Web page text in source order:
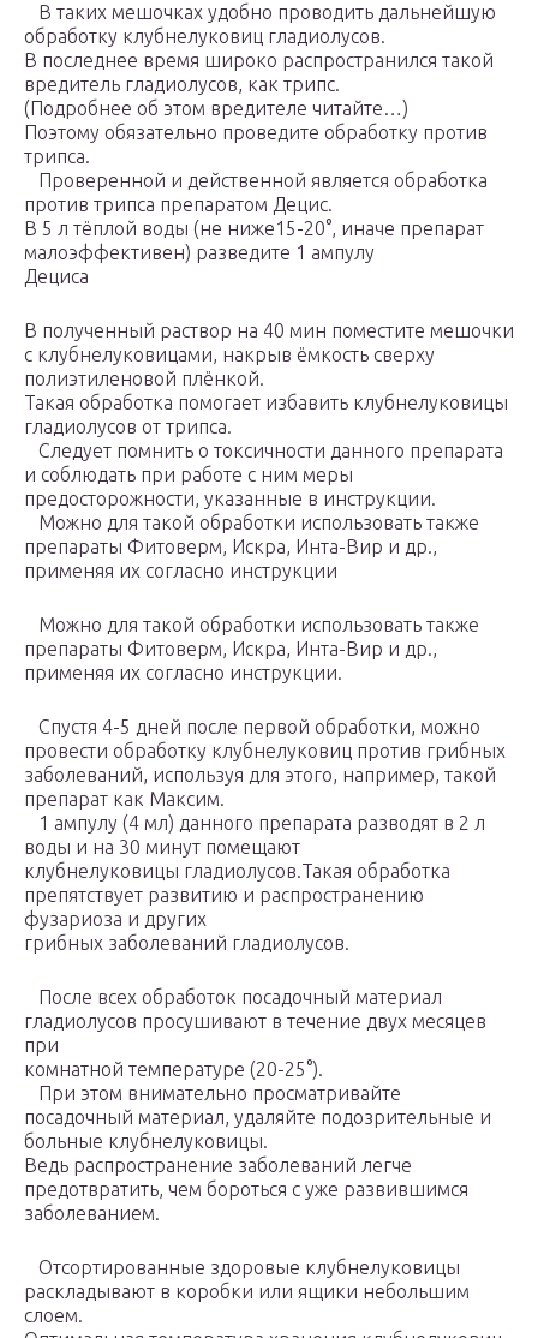
В таких мешочках удобно проводить дальнейшую
обработку клубнелуковиц гладиолусов.
В последнее время широко распространился такой
вредитель гладиолусов, как трипс.
(Подробнее об этом вредителе читайте…)
Поэтому обязательно проведите обработку против
трипса.
Проверенной и действенной является обработка
против трипса препаратом Децис.
В 5 л тёплой воды (не ниже15-20°, иначе препарат
малоэффективен) разведите 1 ампулу
Дециса
В полученный раствор на 40 мин поместите мешочки
с клубнелуковицами, накрыв ёмкость сверху
полиэтиленовой плёнкой.
Такая обработка помогает избавить клубнелуковицы
гладиолусов от трипса.
Следует помнить о токсичности данного препарата
и соблюдать при работе с ним меры
предосторожности, указанные в инструкции.
Можно для такой обработки использовать также
препараты Фитоверм, Искра, Инта-Вир и др.,
применяя их согласно инструкции
Можно для такой обработки использовать также
препараты Фитоверм, Искра, Инта-Вир и др.,
применяя их согласно инструкции.
Спустя 4-5 дней после первой обработки, можно
провести обработку клубнелуковиц против грибных
заболеваний, используя для этого, например, такой
препарат как Максим.
1 ампулу (4 мл) данного препарата разводят в 2 л
воды и на 30 минут помещают
клубнелуковицы гладиолусов.Такая обработка
препятствует развитию и распространению
фузариоза и других
грибных заболеваний гладиолусов.
После всех обработок посадочный материал
гладиолусов просушивают в течение двух месяцев
при
комнатной температуре (20-25°).
При этом внимательно просматривайте
посадочный материал, удаляйте подозрительные и
больные клубнелуковицы.
Ведь распространение заболеваний легче
предотвратить, чем бороться с уже развившимся
заболеванием.
Отсортированные здоровые клубнелуковицы
раскладывают в коробки или ящики небольшим
слоем.